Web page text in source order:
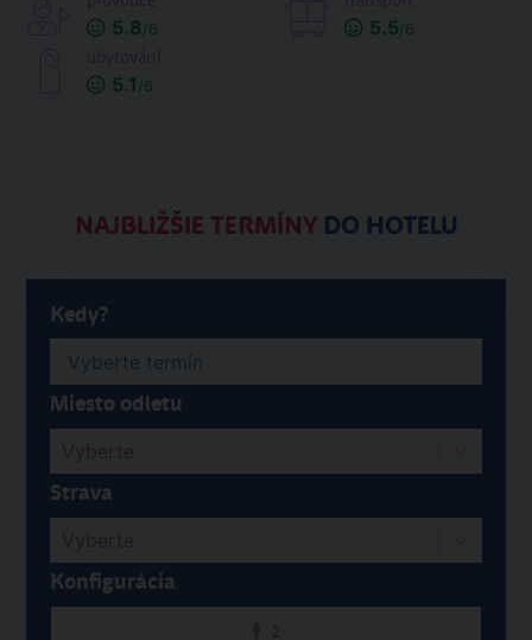
5.8/6 5.5/6
5.1 /6
NAJBLIŽŠIE TERMÍNYDO HOTELU
Kedy?
Miesto odletu
Strava
Konfigurácia